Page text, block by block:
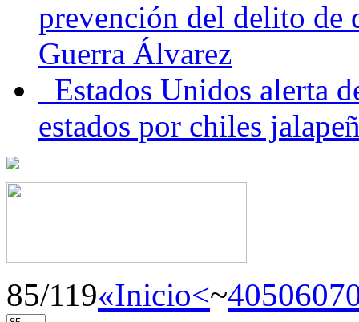
prevención del delito de
Guerra Álvarez
Estados Unidos alerta
estados por chiles
85/119«Inicio<~405060